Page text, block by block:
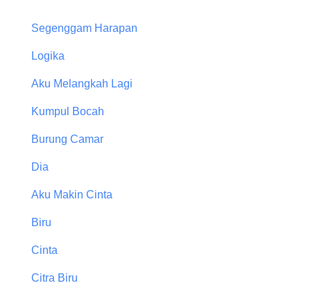
Segenggam Harapan
Logika
Aku Melangkah Lagi
Kumpul Bocah
Burung Camar
Dia
Aku Makin Cinta
Biru
Cinta
Citra Biru